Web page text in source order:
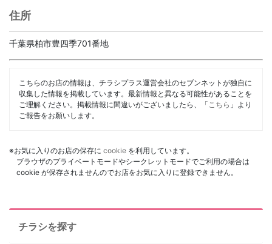
住所
千葉県柏市豊四季701番地
こちらのお店の情報は、チラシプラス運営会社のセブンネットが独自に
収集した情報を掲載しています。最新情報と異なる可能性があることを
ご理解ください。掲載情報に間違いがございましたら、「 こちら 」より
ご報告をお願いします。
※お気に入りのお店の保存に cookie を利用しています。
ブラウザのプライベートモードやシークレットモードでご利用の場合は
cookie が保存されませんのでお店をお気に入りに登録できません。
チラシを探す